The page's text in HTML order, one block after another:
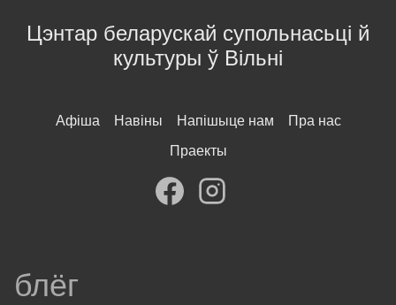
Цэнтар беларускай супольнасьці й
культуры ў Вільні
Афіша Навіны Напішыце нам
Пра нас
Праекты
блёг